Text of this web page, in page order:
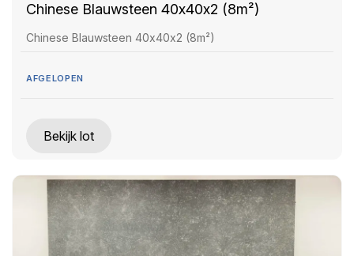
Chinese Blauwsteen 40x40x2 (8m²)
Chinese Blauwsteen 40x40x2 (8m²)
AFGELOPEN
Bekijk lot